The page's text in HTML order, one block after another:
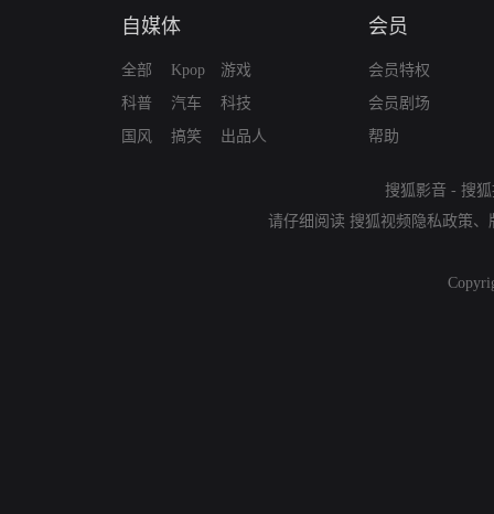
自媒体
全部
科普
国风
Kpop
汽车
搞笑
游戏
科技
出品人
会员
会员特权
会员剧场
帮助
搜狐影音 - 搜
请仔细阅读 搜狐视频隐私政策、